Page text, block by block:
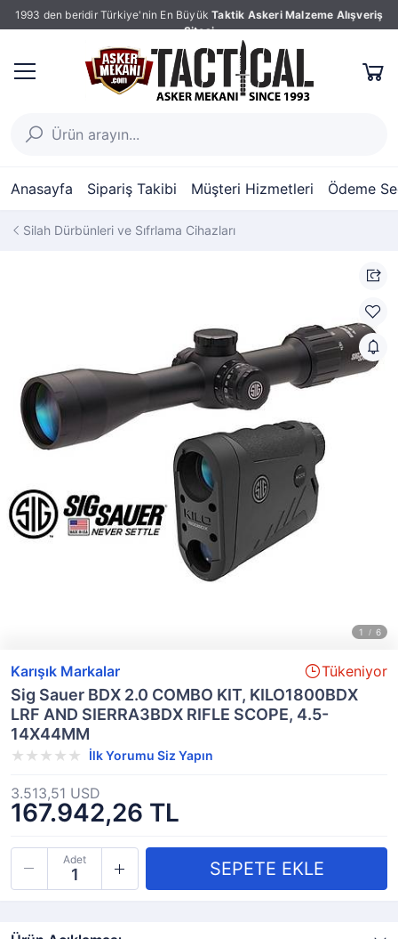
1993 den beridir Türkiye'nin En Büyük Taktik Askeri Malzeme Alışveriş
Sitesi
Anasayfa Sipariş Takibi Müşteri Hizmetleri Ödeme
Silah Dürbünleri ve Sıfrlama Cihazları
Karışık Markalar Tükeniyor
Sig Sauer BDX 2.0 COMBO KIT, KILO1800BDX
LRF AND SIERRA3BDX RIFLE SCOPE, 4.5-
14X44MM
İlk Yorumu Siz Yapın
167.942,26 TL
3.513,51 USD
Adet